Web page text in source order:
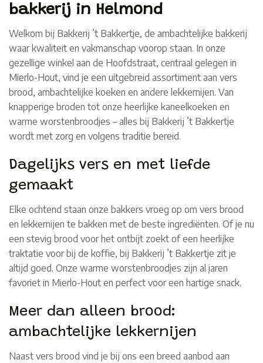
bakkerij in Helmond
Welkom bij Bakkerij ’t Bakkertje, de ambachtelijke bakkerij
waar kwaliteit en vakmanschap voorop staan. In onze
gezellige winkel aan de Hoofdstraat, centraal gelegen in
Mierlo-Hout, vind je een uitgebreid assortiment aan vers
brood, ambachtelijke koeken en andere lekkernijen. Van
knapperige broden tot onze heerlijke kaneelkoeken en
warme worstenbroodjes – alles bij Bakkerij ’t Bakkertje
wordt met zorg en volgens traditie bereid.
Dagelijks vers en met liefde
gemaakt
Elke ochtend staan onze bakkers vroeg op om vers brood
en lekkernijen te bakken met de beste ingrediënten. Of je nu
een stevig brood voor het ontbijt zoekt of een heerlijke
traktatie voor bij de koffie, bij Bakkerij ’t Bakkertje zit je
altijd goed. Onze warme worstenbroodjes zijn al jaren
favoriet in Mierlo-Hout en perfect voor een hartige snack.
Meer dan alleen brood:
ambachtelijke lekkernijen
Naast vers brood vind je bij ons een breed aanbod aan